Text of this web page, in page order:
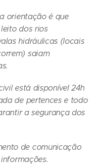
orientação é que
dos rios
hidráulicas (locais
saiam
está disponível 24h
de pertences e todo
a segurança dos
de comunicação